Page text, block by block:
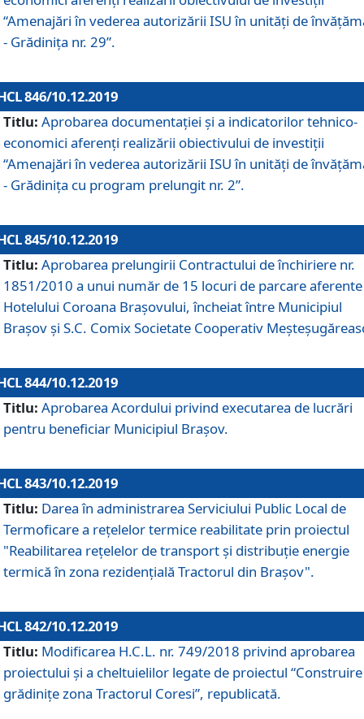
“Amenajări în vederea autorizării ISU în unități de
- Grădinița nr. 29”.
846/10.12.2019
Titlu: Aprobarea documentației și a indicatorilor tehnico-
economici aferenți realizării obiectivului de investiții
“Amenajări în vederea autorizării ISU în unități de
- Grădinița cu program prelungit nr. 2”.
845/10.12.2019
Titlu: Aprobarea prelungirii Contractului de închiriere nr.
1851/2010 a unui număr de 15 locuri de parcare aferente
Hotelului Coroana Brașovului, încheiat între Municipiul
Braşov şi S.C. Comix Societate Cooperativ
844/10.12.2019
Titlu: Aprobarea Acordului privind executarea de lucrări
pentru beneficiar Municipiul Brașov.
843/10.12.2019
Titlu: Darea în administrarea Serviciului Public Local de
Termoficare a rețelelor termice reabilitate prin proiectul
"Reabilitarea reţelelor de transport şi distribuţie energie
termică în zona rezidenţială Tractorul din Braşov".
842/10.12.2019
Titlu: Modificarea H.C.L. nr. 749/2018 privind aprobarea
proiectului și a cheltuielilor legate de proiectul “Construire
grădinițe zona Tractorul Coresi”, republicată.